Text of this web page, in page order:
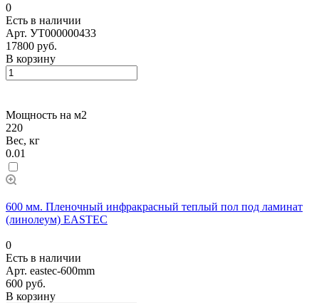
0
Есть в наличии
Арт. УТ000000433
17800 руб.
В корзину
Мощность на м2
220
Вес, кг
0.01
600 мм. Пленочный инфракрасный теплый пол под ламинат
(линолеум) EASTEC
0
Есть в наличии
Арт. eastec-600mm
600 руб.
В корзину